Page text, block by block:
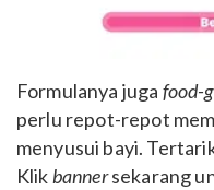
Formulanya juga food-
perlu repot-repot
menyusui bayi.
Klik bannersekarang